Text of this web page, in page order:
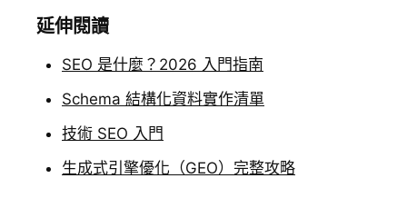
延伸閱讀
SEO 是什麼？2026 入門指南
Schema 結構化資料實作清單
技術 SEO 入門
生成式引擎優化（GEO）完整攻略